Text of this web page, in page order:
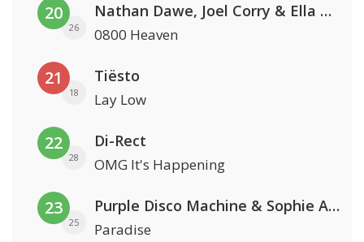
20
26
Nathan Dawe, Joel Corry & Ella Henderson
0800 Heaven
21
18
Tiësto
Lay Low
22
28
Di-Rect
OMG It's Happening
23
25
Purple Disco Machine & Sophie And The Giants
Paradise